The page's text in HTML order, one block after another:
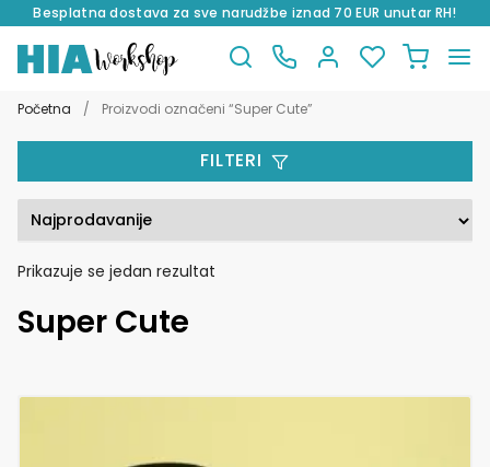
Besplatna dostava za sve narudžbe iznad 70 EUR unutar RH!
na
do
Početna / Proizvodi označeni “Super Cute”
Prikazuje se jedan rezultat
Super Cute
FILTERI